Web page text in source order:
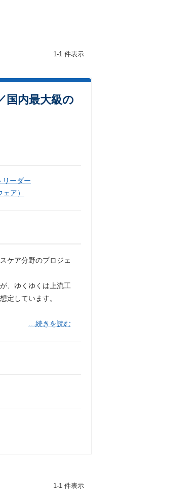
1-1 件表示
国内最大級の
リーダー
ア）
ケア分野のプロジェ
、ゆくゆくは上流工
定しています。
…続きを読む
1-1 件表示